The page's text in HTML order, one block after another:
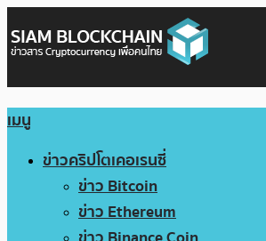
เมนู
ข่าวคริปโตเคอเรนซี่
ข่าว Bitcoin
ข่าว Ethereum